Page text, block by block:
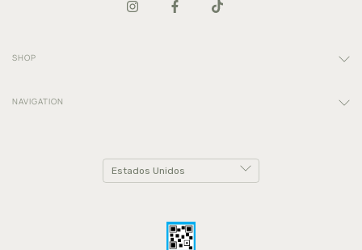
SHOP
NAVIGATION